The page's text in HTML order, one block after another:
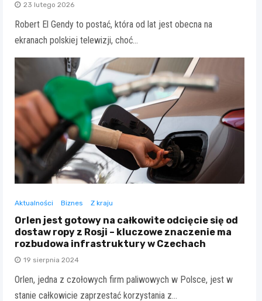
23 lutego 2026
Robert El Gendy to postać, która od lat jest obecna na
ekranach polskiej telewizji, choć…
Aktualności Biznes Z kraju
Orlen jest gotowy na całkowite odcięcie się od
dostaw ropy z Rosji – kluczowe znaczenie ma
rozbudowa infrastruktury w Czechach
19 sierpnia 2024
Orlen, jedna z czołowych firm paliwowych w Polsce, jest w
stanie całkowicie zaprzestać korzystania z…